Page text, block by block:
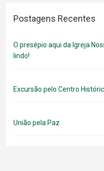
Postagens Recentes
O presépio aqui da Igreja
lindo!
Excursão pelo Centro
União pela Paz